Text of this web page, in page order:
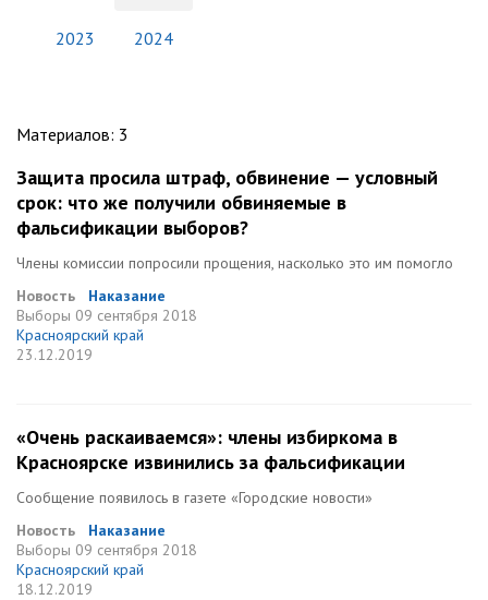
2023 2024
Материалов: 3
Защита просила штраф, обвинение — условный
срок: что же получили обвиняемые в
фальсификации выборов?
Члены комиссии попросили прощения, насколько это им помогло
Новость
Наказание
Выборы 09 сентября 2018
Красноярский край
23.12.2019
«Очень раскаиваемся»: члены избиркома в
Красноярске извинились за фальсификации
Сообщение появилось в газете «Городские новости»
Новость
Наказание
Выборы 09 сентября 2018
Красноярский край
18.12.2019